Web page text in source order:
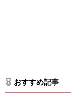
おすすめ記事